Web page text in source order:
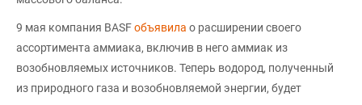
9 мая компания BASFобъявила о расширении своего
ассортимента аммиака, включив в него аммиак из
возобновляемых источников. Теперь водород, полученный
из природного газа и возобновляемой энергии, будет